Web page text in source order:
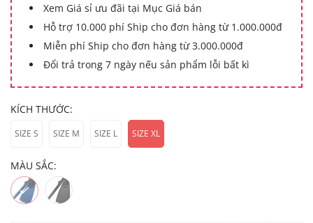
Xem Giá sỉ ưu đãi tại Mục Giá bán
Hỗ trợ 10.000 phí Ship cho đơn hàng từ 1.000.000đ
Miễn phí Ship cho đơn hàng từ 3.000.000đ
Đổi trả trong 7 ngày nếu sản phẩm lỗi bất kì
KÍCH THƯỚC:
SIZE S SIZE M SIZE L SIZE XL
MÀU SẮC: